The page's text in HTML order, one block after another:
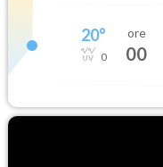
20°
0
ore
00